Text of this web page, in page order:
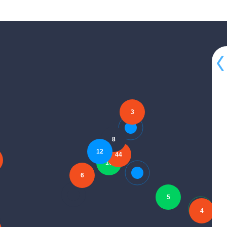
10
5
44
3
4
6
8
12
Billy - Berclau - douvrin